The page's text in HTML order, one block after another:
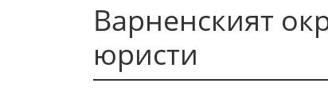
Варненският
юристи